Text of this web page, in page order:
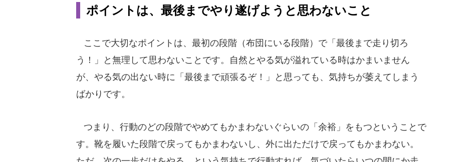
ポイントは、最後までやり遂げようと思わないこと
ここで大切なポイントは、最初の段階（布団にいる段階）で「最後まで走り切ろ
う！」と無理して思わないことです。自然とやる気が溢れている時はかまいません
が、やる気の出ない時に「最後まで頑張るぞ！」と思っても、気持ちが萎えてしまう
ばかりです。
つまり、行動のどの段階でやめてもかまわないぐらいの「余裕」をもつということで
す。靴を履いた段階で戻ってもかまわないし、外に出ただけで戻ってもかまわない。